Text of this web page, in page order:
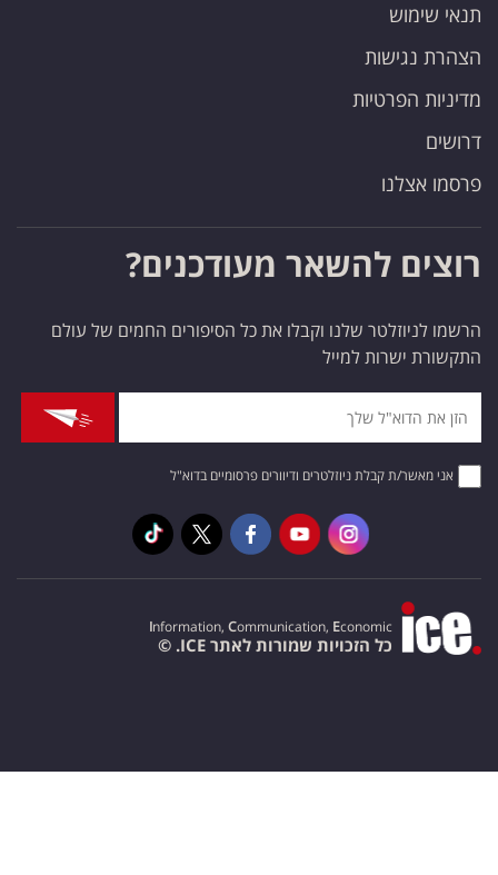
תנאי שימוש
הצהרת נגישות
מדיניות הפרטיות
דרושים
פרסמו אצלנו
רוצים להשאר מעודכנים?
הרשמו לניוזלטר שלנו וקבלו את כל הסיפורים החמים של עולם
התקשורת ישרות למייל
אני מאשר/ת קבלת ניוזלטרים ודיוורים פרסומיים בדוא"ל
Information, Communication, Economic
כל הזכויות שמורות לאתר ICE. ©